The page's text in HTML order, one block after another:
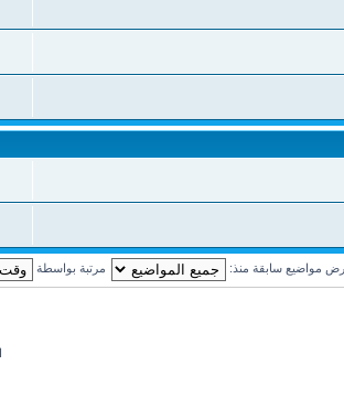
ردود
ردود
ردود
ردود
ردود
مواضيع سابقة منذ: مرتبة بواسطة